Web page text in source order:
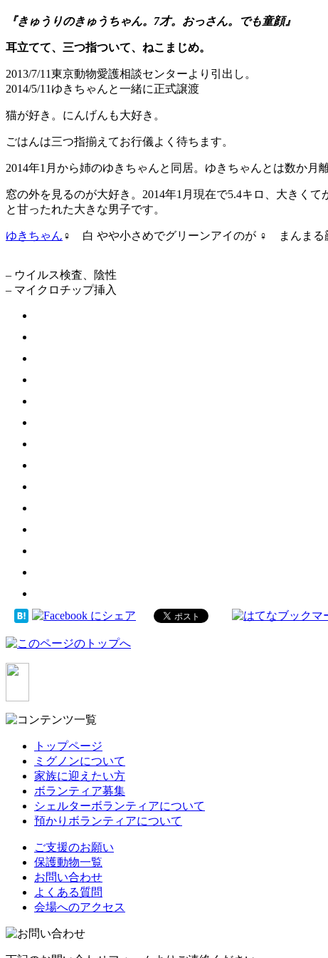
『きゅうりのきゅうちゃん。7才。おっさん。でも童顔』
耳立てて、三つ指ついて、ねこまじめ。
2013/7/11東京動物愛護相談センターより引出し。
2014/5/11ゆきちゃんと一緒に正式譲渡
猫が好き。にんげんも大好き。
ごはんは三つ指揃えてお行儀よく待ちます。
2014年1月から姉のゆきちゃんと同居。ゆきちゃんとは数か
窓の外を見るのが大好き。2014年1月現在で5.4キロ、大きく
と甘ったれた大きな男子です。
ゆきちゃん ♀ 白 やや小さめでグリーンアイのが ♀ まんまる
– ウイルス検査、陰性
– マイクロチップ挿入
トップページ
ミグノンについて
家族に迎えたい方
ボランティア募集
シェルターボランティアについて
預かりボランティアについて
ご支援のお願い
保護動物一覧
お問い合わせ
よくある質問
会場へのアクセス